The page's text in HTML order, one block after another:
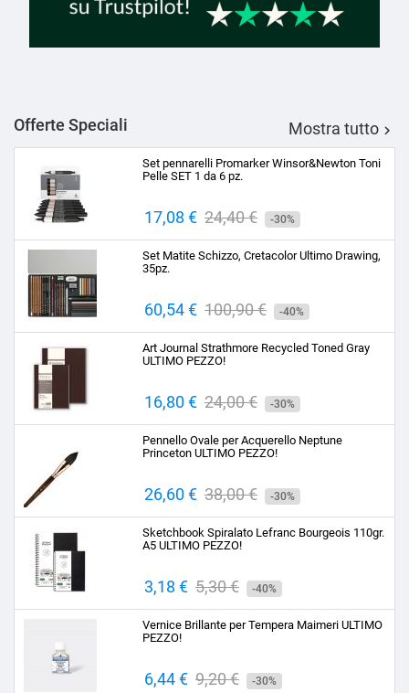
Offerte Speciali Mostra tutto 
Set pennarelli Promarker Winsor&Newton Toni
Pelle SET 1 da 6 pz.
Prezzo
17,08 € Prezzo
base
24,40 € -30%
Set Matite Schizzo, Cretacolor Ultimo Drawing,
35pz.
Prezzo
60,54 € Prezzo
base
100,90 € -40%
Art Journal Strathmore Recycled Toned Gray
ULTIMO PEZZO!
Prezzo
16,80 € Prezzo
base
24,00 € -30%
Pennello Ovale per Acquerello Neptune
Princeton ULTIMO PEZZO!
Prezzo
26,60 € Prezzo
base
38,00 € -30%
Sketchbook Spiralato Lefranc Bourgeois 110gr.
A5 ULTIMO PEZZO!
Prezzo
3,18 € Prezzo
base
5,30 € -40%
Vernice Brillante per Tempera Maimeri ULTIMO
PEZZO!
Prezzo
6,44 € Prezzo
9,20 € -30%